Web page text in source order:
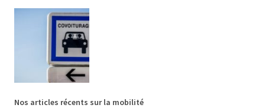
Nos articles récents sur la mobilité